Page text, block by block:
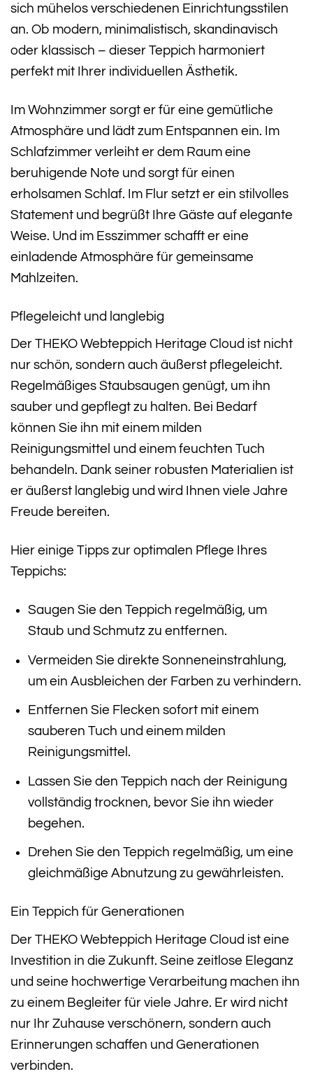
sich mühelos verschiedenen Einrichtungsstilen
an. Ob modern, minimalistisch, skandinavisch
oder klassisch – dieser Teppich harmoniert
perfekt mit Ihrer individuellen Ästhetik.
Im Wohnzimmer sorgt er für eine gemütliche
Atmosphäre und lädt zum Entspannen ein. Im
Schlafzimmer verleiht er dem Raum eine
beruhigende Note und sorgt für einen
erholsamen Schlaf. Im Flur setzt er ein stilvolles
Statement und begrüßt Ihre Gäste auf elegante
Weise. Und im Esszimmer schafft er eine
einladende Atmosphäre für gemeinsame
Mahlzeiten.
Pflegeleicht und langlebig
Der THEKO Webteppich Heritage Cloud ist nicht
nur schön, sondern auch äußerst pflegeleicht.
Regelmäßiges Staubsaugen genügt, um ihn
sauber und gepflegt zu halten. Bei Bedarf
können Sie ihn mit einem milden
Reinigungsmittel und einem feuchten Tuch
behandeln. Dank seiner robusten Materialien ist
er äußerst langlebig und wird Ihnen viele Jahre
Freude bereiten.
Hier einige Tipps zur optimalen Pflege Ihres
Teppichs:
Saugen Sie den Teppich regelmäßig, um
Staub und Schmutz zu entfernen.
Vermeiden Sie direkte Sonneneinstrahlung,
um ein Ausbleichen der Farben zu verhindern.
Entfernen Sie Flecken sofort mit einem
sauberen Tuch und einem milden
Reinigungsmittel.
Lassen Sie den Teppich nach der Reinigung
vollständig trocknen, bevor Sie ihn wieder
begehen.
Drehen Sie den Teppich regelmäßig, um eine
gleichmäßige Abnutzung zu gewährleisten.
Ein Teppich für Generationen
Der THEKO Webteppich Heritage Cloud ist eine
Investition in die Zukunft. Seine zeitlose Eleganz
und seine hochwertige Verarbeitung machen ihn
zu einem Begleiter für viele Jahre. Er wird nicht
nur Ihr Zuhause verschönern, sondern auch
Erinnerungen schaffen und Generationen
verbinden.